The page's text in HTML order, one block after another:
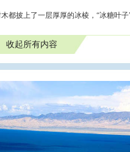
披上了一层厚厚的冰棱，“冰糖叶子
收起所有内容